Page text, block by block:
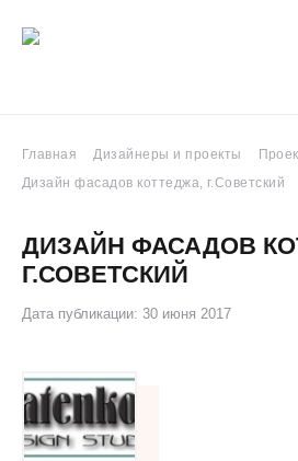
Главная Дизайнеры и проекты
Дизайн фасадов коттеджа, г.Советский
ДИЗАЙН ФАСАДОВ
Г.СОВЕТСКИЙ
Дата публикации: 30 июня 2017